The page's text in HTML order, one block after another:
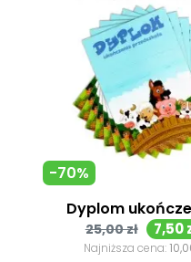
Dyplom
Cena
25,00 zł 7,50
Najniższa cena:
-70%